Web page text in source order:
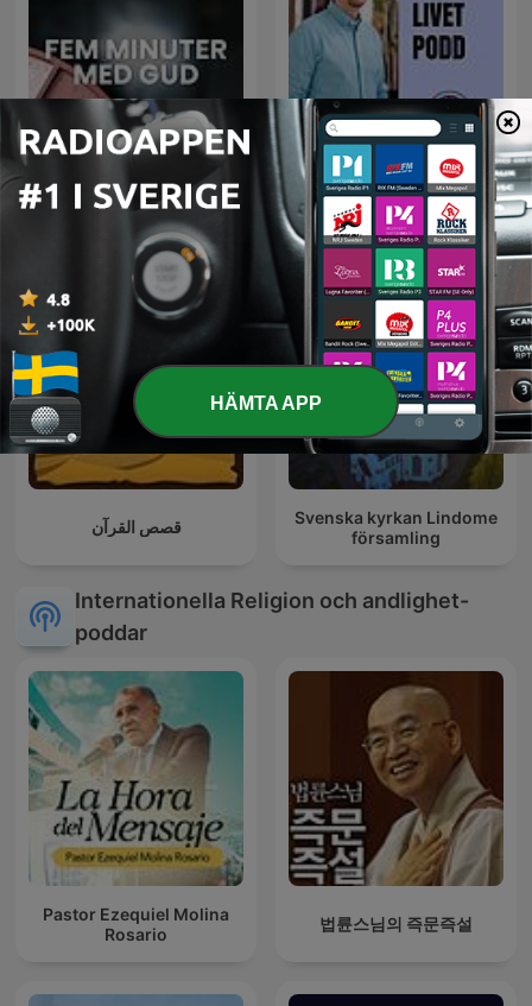
5 minuter med Gud Bästa livet
قصص القرآن
Svenska kyrkan Lindome
församling
Internationella Religion och andlighet-
poddar
Pastor Ezequiel Molina
Rosario
법륜스님의 즉문즉설
HÄMTA APP